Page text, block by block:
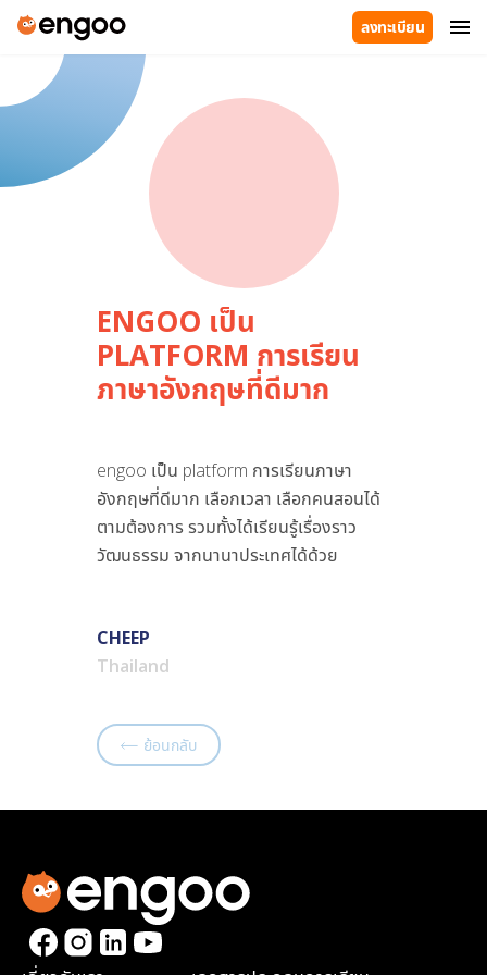
ลงทะเบียน
ENGOO เป็น
PLATFORM การเรียน
ภาษาอังกฤษที่ดีมาก
engoo เป็น platform การเรียนภาษา
อังกฤษที่ดีมาก เลือกเวลา เลือกคนสอนได้
ตามต้องการ รวมทั้งได้เรียนรู้เรื่องราว
วัฒนธรรม จากนานาประเทศได้ด้วย
CHEEP
Thailand
ย้อนกลับ